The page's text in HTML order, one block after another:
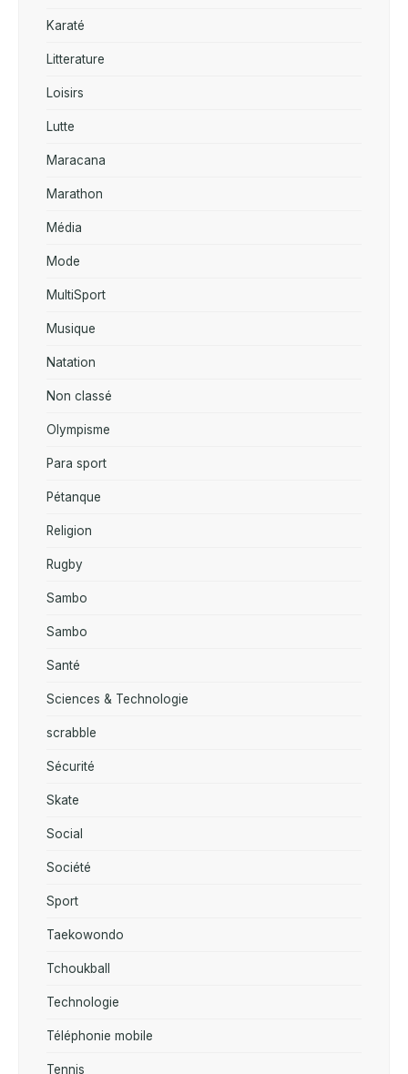
Karaté
Litterature
Loisirs
Lutte
Maracana
Marathon
Média
Mode
MultiSport
Musique
Natation
Non classé
Olympisme
Para sport
Pétanque
Religion
Rugby
Sambo
Sambo
Santé
Sciences & Technologie
scrabble
Sécurité
Skate
Social
Société
Sport
Taekowondo
Tchoukball
Technologie
Téléphonie mobile
Tennis